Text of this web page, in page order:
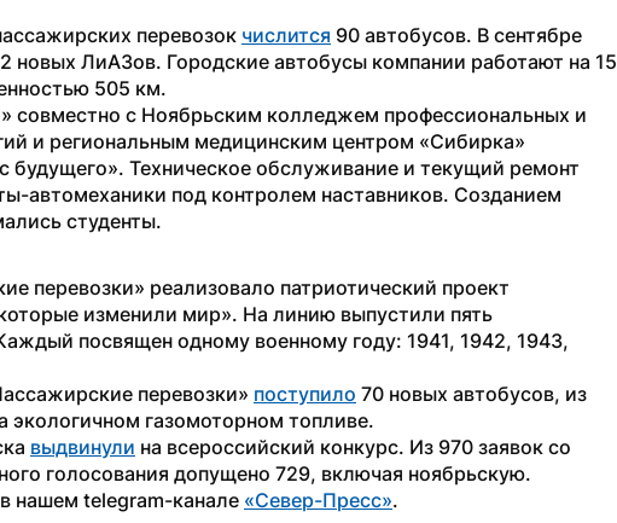
перевозок числится 90 автобусов. В сентябре
новых ЛиАЗов. Городские автобусы компании работают на 15
505 км.
совместно с Ноябрьским колледжем профессиональных и
будущего». Техническое обслуживание и текущий ремонт
автомеханики под контролем наставников. Созданием
студенты.
перевозки» реализовало патриотический проект
изменили мир». На линию выпустили пять
посвящен одному военному году: 1941, 1942, 1943,
перевозки» поступило 70 новых автобусов, из
экологичном газомоторном топливе.
выдвинули на всероссийский конкурс. Из 970 заявок со
голосования допущено 729, включая ноябрьскую.
нашем telegram-канале «Север-Пресс».